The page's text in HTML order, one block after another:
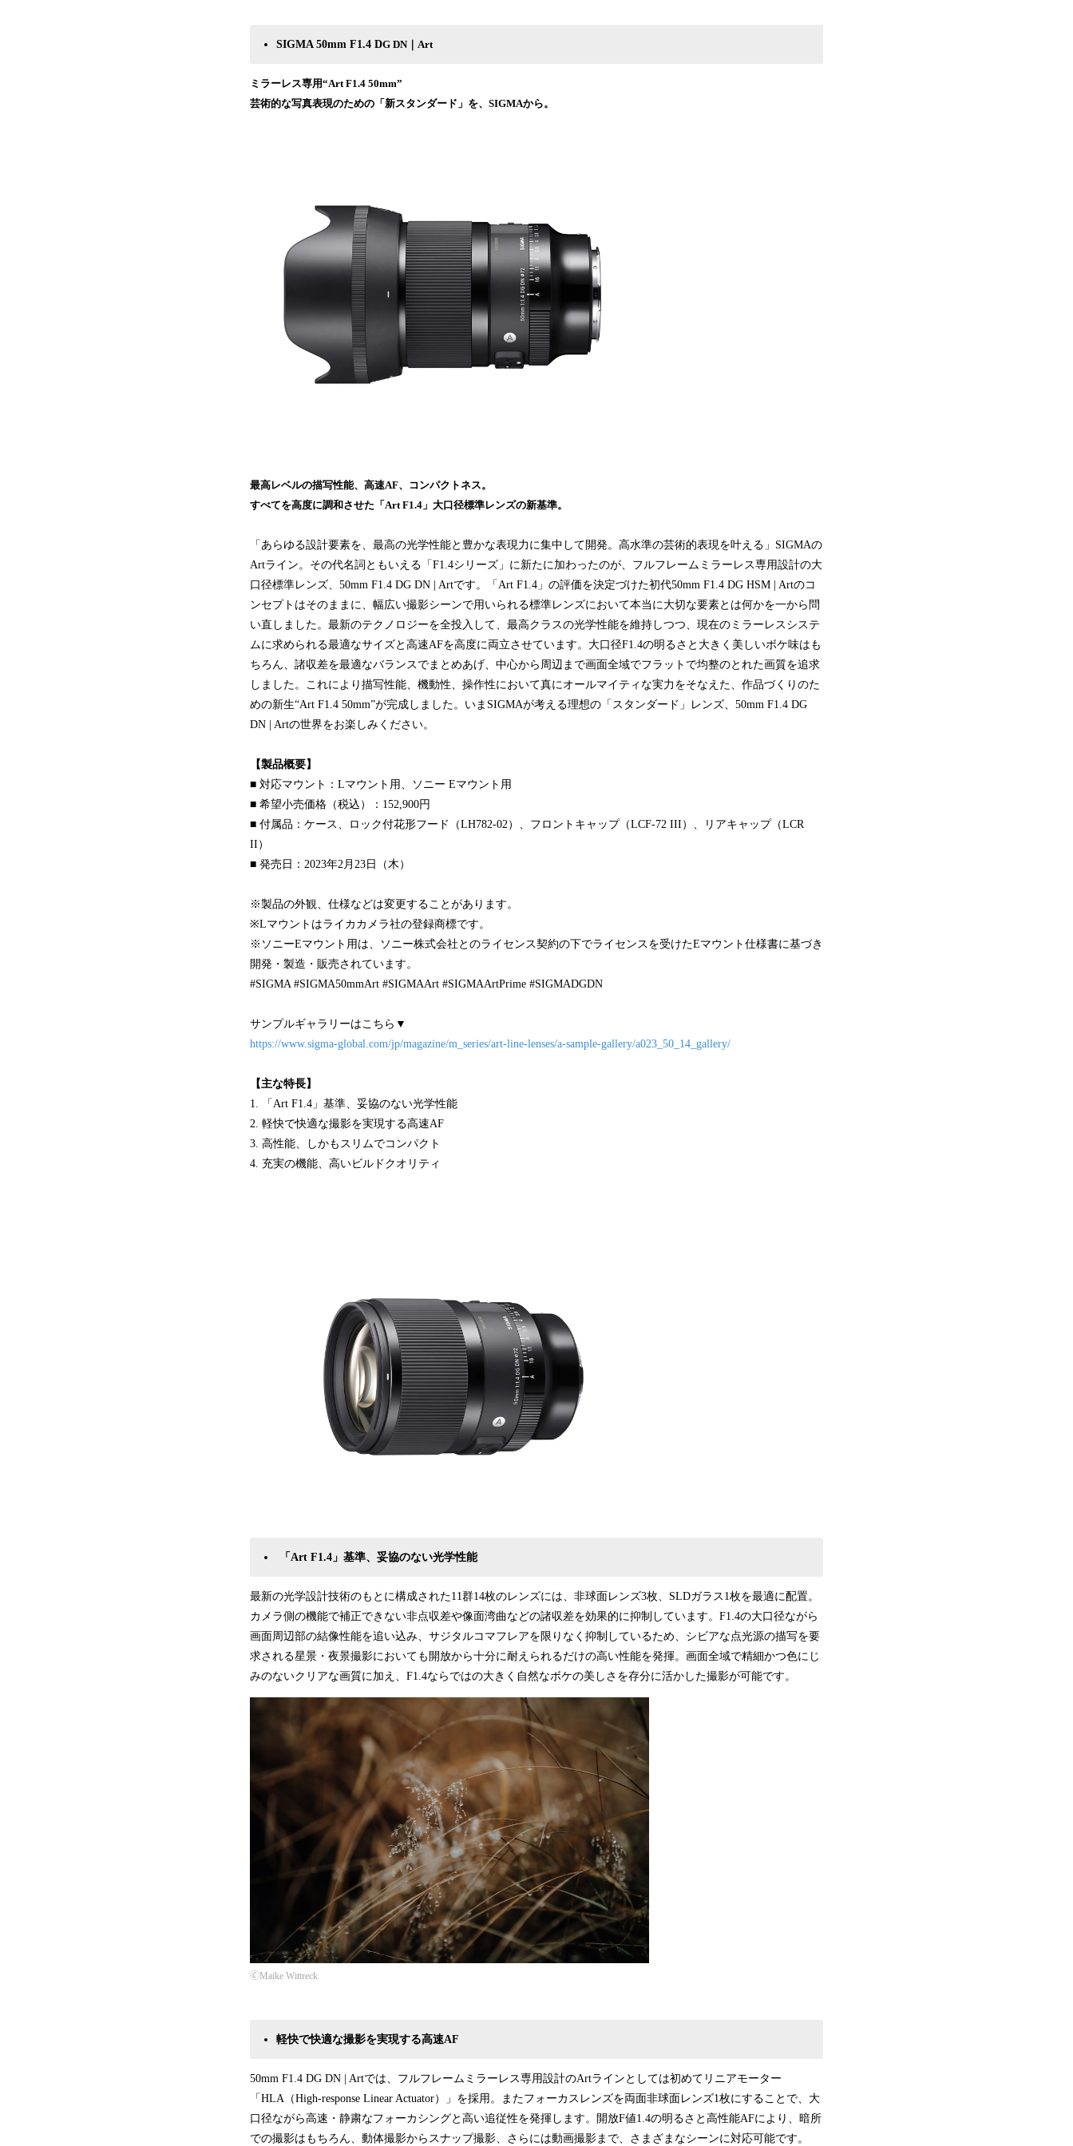
SIGMA 50mm F1.4 DG DN｜Art
ミラーレス専用“Art F1.4 50mm”
芸術的な写真表現のための「新スタンダード」を、SIGMAから。
最高レベルの描写性能、高速AF、コンパクトネス。
すべてを高度に調和させた「Art F1.4」大口径標準レンズの新基準。
「あらゆる設計要素を、最高の光学性能と豊かな表現力に集中して開発。高水準の芸術的表現を叶える」SIGMAの
Artライン。その代名詞ともいえる「F1.4シリーズ」に新たに加わったのが、フルフレームミラーレス専用設計の大
口径標準レンズ、50mm F1.4 DG DN | Artです。「Art F1.4」の評価を決定づけた初代50mm F1.4 DG HSM | Artのコ
ンセプトはそのままに、幅広い撮影シーンで用いられる標準レンズにおいて本当に大切な要素とは何かを一から問
い直しました。最新のテクノロジーを全投入して、最高クラスの光学性能を維持しつつ、現在のミラーレスシステ
ムに求められる最適なサイズと高速AFを高度に両立させています。大口径F1.4の明るさと大きく美しいボケ味はも
ちろん、諸収差を最適なバランスでまとめあげ、中心から周辺まで画面全域でフラットで均整のとれた画質を追求
しました。これにより描写性能、機動性、操作性において真にオールマイティな実力をそなえた、作品づくりのた
めの新生“Art F1.4 50mm”が完成しました。いまSIGMAが考える理想の「スタンダード」レンズ、50mm F1.4 DG
DN | Artの世界をお楽しみください。
【製品概要】
■ 対応マウント：Lマウント用、ソニー Eマウント用
■ 希望小売価格（税込）：152,900円
■ 付属品：ケース、ロック付花形フード（LH782-02）、フロントキャップ（LCF-72 III）、リアキャップ（LCR
II）
■ 発売日：2023年2月23日（木）
※製品の外観、仕様などは変更することがあります。
※Lマウントはライカカメラ社の登録商標です。
※ソニーEマウント用は、ソニー株式会社とのライセンス契約の下でライセンスを受けたEマウント仕様書に基づき
開発・製造・販売されています。
#SIGMA #SIGMA50mmArt #SIGMAArt #SIGMAArtPrime #SIGMADGDN
サンプルギャラリーはこちら▼
https://www.sigma-global.com/jp/magazine/m_series/art-line-lenses/a-sample-gallery/a023_50_14_gallery/
【主な特長】
1. 「Art F1.4」基準、妥協のない光学性能
2. 軽快で快適な撮影を実現する高速AF
3. 高性能、しかもスリムでコンパクト
4. 充実の機能、高いビルドクオリティ
「Art F1.4」基準、妥協のない光学性能
最新の光学設計技術のもとに構成された11群14枚のレンズには、非球面レンズ3枚、SLDガラス1枚を最適に配置。
カメラ側の機能で補正できない非点収差や像面湾曲などの諸収差を効果的に抑制しています。F1.4の大口径ながら
画面周辺部の結像性能を追い込み、サジタルコマフレアを限りなく抑制しているため、シビアな点光源の描写を要
求される星景・夜景撮影においても開放から十分に耐えられるだけの高い性能を発揮。画面全域で精細かつ色にじ
みのないクリアな画質に加え、F1.4ならではの大きく自然なボケの美しさを存分に活かした撮影が可能です。
🄫Maike Wittreck
軽快で快適な撮影を実現する高速AF
50mm F1.4 DG DN | Artでは、フルフレームミラーレス専用設計のArtラインとしては初めてリニアモーター
「HLA（High-response Linear Actuator）」を採用。またフォーカスレンズを両面非球面レンズ1枚にすることで、大
口径ながら高速・静粛なフォーカシングと高い追従性を発揮します。開放F値1.4の明るさと高性能AFにより、暗所
での撮影はもちろん、動体撮影からスナップ撮影、さらには動画撮影まで、さまざまなシーンに対応可能です。